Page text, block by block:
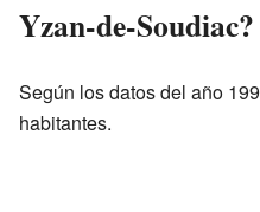
Yzan-de-Soudiac?
Según los datos del año
habitantes.